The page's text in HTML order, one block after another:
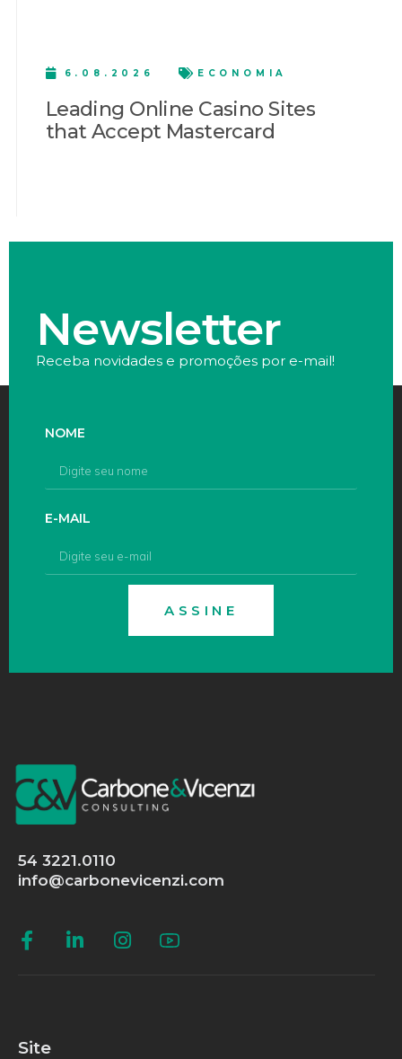
6.08.2026 ECONOMIA
Leading Online Casino Sites
that Accept Mastercard
Newsletter
Receba novidades e promoções por e-mail!
NOME
E-MAIL
ASSINE
54 3221.0110
info@carbonevicenzi.com
Site